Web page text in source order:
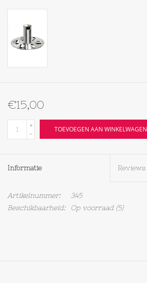
Keukenspullen
Food
Boeken
Textiel
Olieflessen
€15,00
+
-
TOEVOEGEN AAN WINKELWAGEN
Informatie Reviews
Artikelnummer:
345
Beschikbaarheid:
Op voorraad(5)